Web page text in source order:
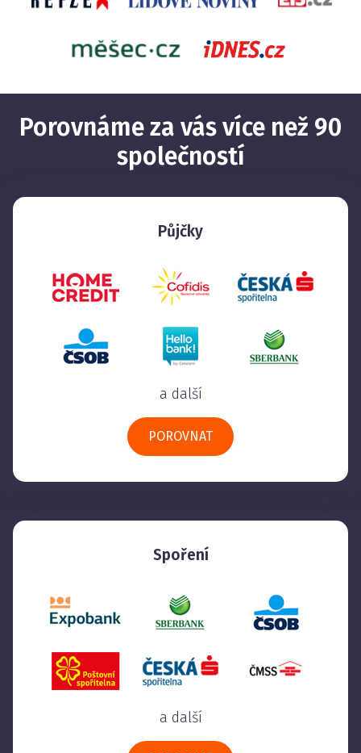
Porovnáme za vás více než 90
společností
Půjčky
a další
POROVNAT
Spoření
a další